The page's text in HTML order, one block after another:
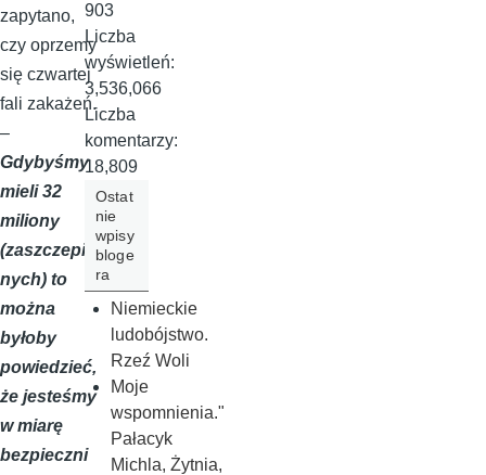
zapytano,
czy oprzemy
się czwartej
fali zakażeń.
–
Gdybyśmy
mieli 32
miliony
(zaszczepio
nych) to
można
byłoby
powiedzieć,
że jesteśmy
w miarę
bezpieczni
903
Liczba
wyświetleń:
3,536,066
Liczba
komentarzy:
18,809
Ostat
nie
wpisy
bloge
ra
Niemieckie
ludobójstwo.
Rzeź Woli
Moje
wspomnienia."
Pałacyk
Michla, Żytnia,